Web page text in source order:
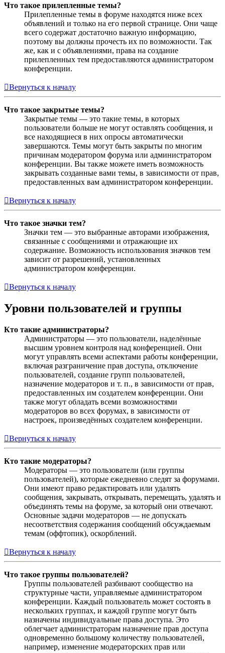
Что такое прилепленные темы?
Прилепленные темы в форуме находятся ниже всех
объявлений и только на его первой странице. Они чаще
всего содержат достаточно важную информацию,
поэтому вы должны прочесть их по возможности. Так
же, как и с объявлениями, права на создание
прилепленных тем предоставляются администратором
конференции.
Вернуться к началу
Что такое закрытые темы?
Закрытые темы — это такие темы, в которых
пользователи больше не могут оставлять сообщения, и
все находящиеся в них опросы автоматически
завершаются. Темы могут быть закрыты по многим
причинам модератором форума или администратором
конференции. Вы также можете иметь возможность
закрывать созданные вами темы, в зависимости от прав,
предоставленных вам администратором конференции.
Вернуться к началу
Что такое значки тем?
Значки тем — это выбранные авторами изображения,
связанные с сообщениями и отражающие их
содержание. Возможность использования значков тем
зависит от разрешений, установленных
администратором конференции.
Вернуться к началу
Уровни пользователей и группы
Кто такие администраторы?
Администраторы — это пользователи, наделённые
высшим уровнем контроля над конференцией. Они
могут управлять всеми аспектами работы конференции,
включая разграничение прав доступа, отключение
пользователей, создание групп пользователей,
назначение модераторов и т. п., в зависимости от прав,
предоставленных им создателем конференции. Они
также могут обладать всеми возможностями
модераторов во всех форумах, в зависимости от
настроек, произведённых создателем конференции.
Вернуться к началу
Кто такие модераторы?
Модераторы — это пользователи (или группы
пользователей), которые ежедневно следят за форумами.
Они имеют право редактировать или удалять
сообщения, закрывать, открывать, перемещать, удалять и
объединять темы на форуме, за который они отвечают.
Основные задачи модераторов — не допускать
несоответствия содержания сообщений обсуждаемым
темам (оффтопик), оскорблений.
Вернуться к началу
Что такое группы пользователей?
Группы пользователей разбивают сообщество на
структурные части, управляемые администратором
конференции. Каждый пользователь может состоять в
нескольких группах, и каждой группе могут быть
назначены индивидуальные права доступа. Это
облегчает администраторам назначение прав доступа
одновременно большому количеству пользователей,
например, изменение модераторских прав или